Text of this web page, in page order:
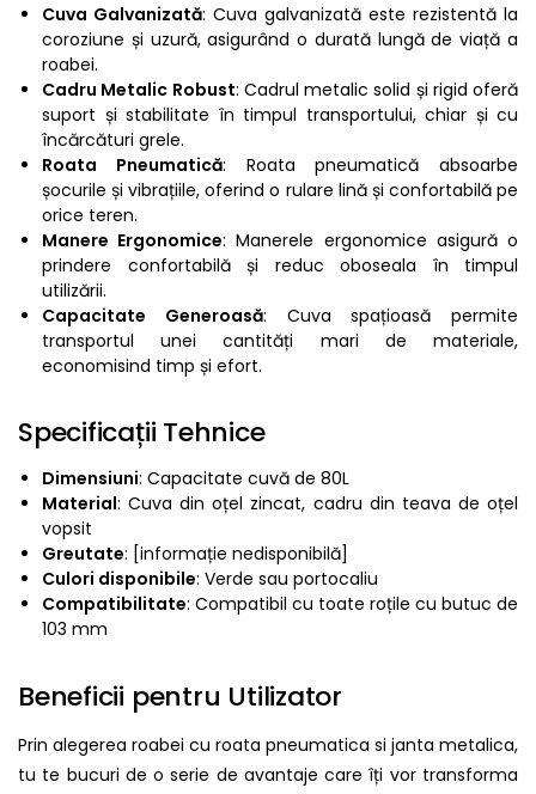
Cuva Galvanizată: Cuva galvanizată este rezistentă la
coroziune și uzură, asigurând o durată lungă de viață a
roabei.
Cadru Metalic Robust: Cadrul metalic solid și rigid oferă
suport și stabilitate în timpul transportului, chiar și cu
încărcături grele.
Roata Pneumatică: Roata pneumatică absoarbe
șocurile și vibrațiile, oferind o rulare lină și confortabilă pe
orice teren.
Manere Ergonomice: Manerele ergonomice asigură o
prindere confortabilă și reduc oboseala în timpul
utilizării.
Capacitate Generoasă: Cuva spațioasă permite
transportul unei cantități mari de materiale,
economisind timp și efort.
Specificații Tehnice
Dimensiuni: Capacitate cuvă de 80L
Material: Cuva din oțel zincat, cadru din teava de oțel
vopsit
Greutate: [informație nedisponibilă]
Culori disponibile: Verde sau portocaliu
Compatibilitate: Compatibil cu toate roțile cu butuc de
103 mm
Beneficii pentru Utilizator
Prin alegerea roabei cu roata pneumatica si janta metalica,
tu te bucuri de o serie de avantaje care îți vor transforma